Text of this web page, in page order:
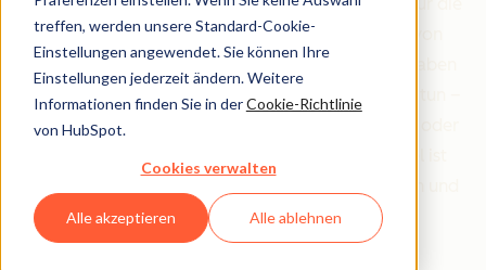
treffen, werden unsere Standard-Cookie-
Einstellungen angewendet. Sie können Ihre
Einstellungen jederzeit ändern. Weitere
Informationen finden Sie in derCookie-Richtlinie
von HubSpot.
Cookies verwalten
Alle akzeptieren Alle ablehnen
Bedingungen, Richtlinien und Vereinbarungen von
HubSpot, die Ihre Beziehung zu uns regeln. Wir haben
alles danach organisiert, wer Sie sind und was Sie tun –
egal ob Sie Kundin oder Kunde sind, Partner sind oder
leicht verständlich zu machen.